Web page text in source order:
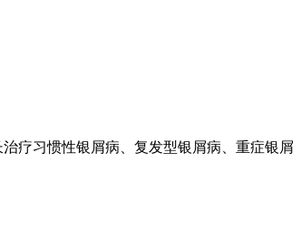
疗习惯性银屑病、复发型银屑病、重症银屑